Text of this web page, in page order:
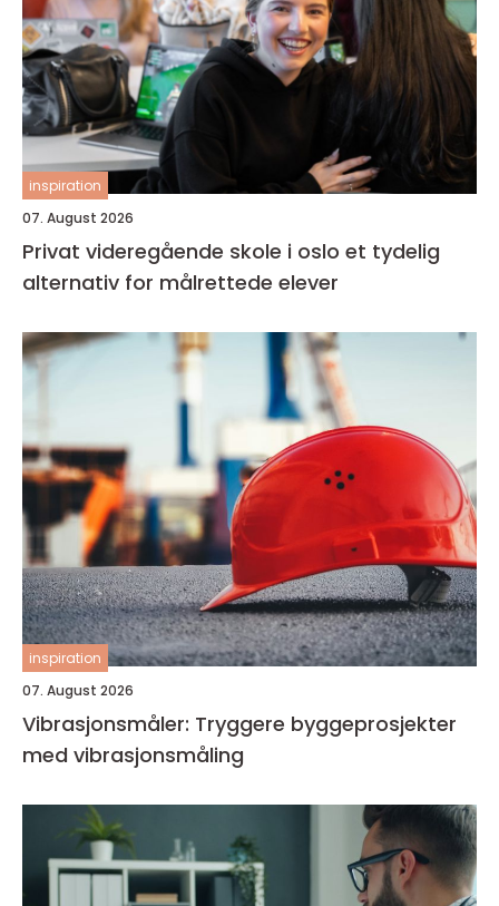
inspiration
07. August 2026
Privat videregående skole i oslo et tydelig
alternativ for målrettede elever
inspiration
07. August 2026
Vibrasjonsmåler: Tryggere byggeprosjekter
med vibrasjonsmåling